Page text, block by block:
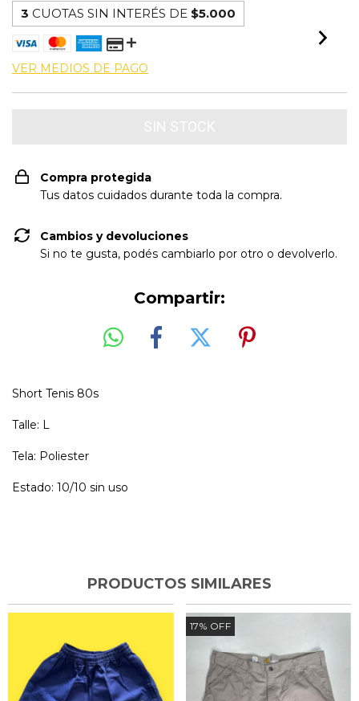
3 CUOTAS SIN INTERÉS DE $5.000
VER MEDIOS DE PAGO
Compra protegida
Tus datos cuidados durante toda la compra.
Cambios y devoluciones
Si no te gusta, podés cambiarlo por otro o devolverlo.
Compartir:
Short Tenis 80s
Talle: L
Tela: Poliester
Estado: 10/10 sin uso
PRODUCTOS SIMILARES
17% OFF